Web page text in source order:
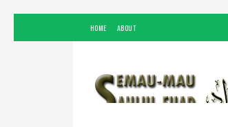
HOME ABOUT